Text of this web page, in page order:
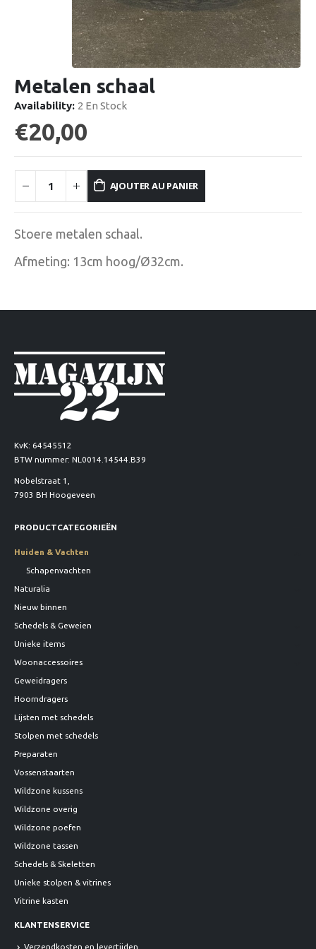
Metalen schaal
Availability: 2 En Stock
€20,00
AJOUTER AU PANIER
Stoere metalen schaal.
Afmeting: 13cm hoog/Ø32cm.
KvK: 64545512
BTW nummer: NL0014.14544.B39
Nobelstraat 1,
7903 BH Hoogeveen
PRODUCTCATEGORIEËN
Huiden & Vachten
Schapenvachten
Naturalia
Nieuw binnen
Schedels & Geweien
Unieke items
Woonaccessoires
Geweidragers
Hoorndragers
Lijsten met schedels
Stolpen met schedels
Preparaten
Vossenstaarten
Wildzone kussens
Wildzone overig
Wildzone poefen
Wildzone tassen
Schedels & Skeletten
Unieke stolpen & vitrines
Vitrine kasten
KLANTENSERVICE
Verzendkosten en levertijden